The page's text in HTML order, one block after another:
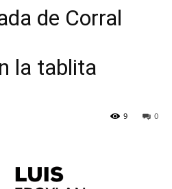
de Corral
la tablita
0
9